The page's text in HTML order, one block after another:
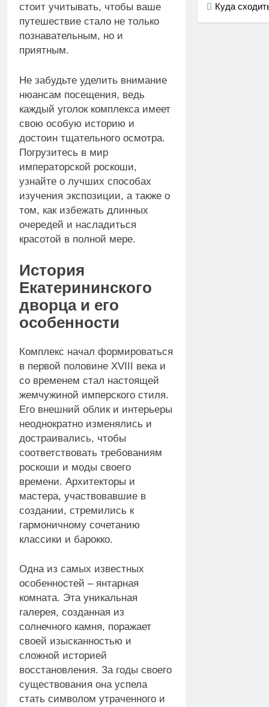
стоит учитывать, чтобы ваше
путешествие стало не только
познавательным, но и
приятным.
Не забудьте уделить внимание
нюансам посещения, ведь
каждый уголок комплекса имеет
свою особую историю и
достоин тщательного осмотра.
Погрузитесь в мир
императорской роскоши,
узнайте о лучших способах
изучения экспозиции, а также о
том, как избежать длинных
очередей и насладиться
красотой в полной мере.
История
Екатерининского
дворца и его
особенности
Комплекс начал формироваться
в первой половине XVIII века и
со временем стал настоящей
жемчужиной имперского стиля.
Его внешний облик и интерьеры
неоднократно изменялись и
достраивались, чтобы
соответствовать требованиям
роскоши и моды своего
времени. Архитекторы и
мастера, участвовавшие в
создании, стремились к
гармоничному сочетанию
классики и барокко.
Одна из самых известных
особенностей – янтарная
комната. Эта уникальная
галерея, созданная из
солнечного камня, поражает
своей изысканностью и
сложной историей
восстановления. За годы своего
существования она успела
стать символом утраченного и
Куда